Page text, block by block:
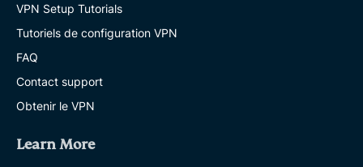
VPN Setup Tutorials
Tutoriels de configuration VPN
FAQ
Contact support
Obtenir le VPN
Learn More